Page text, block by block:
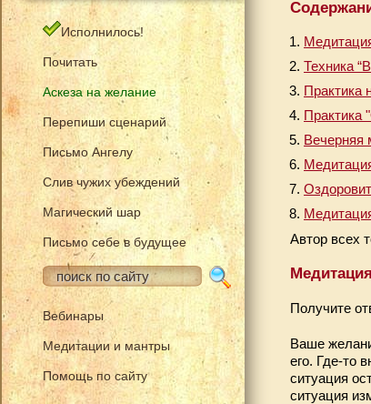
Исполнилось!
Почитать
Аскеза на желание
Перепиши сценарий
Письмо Ангелу
Слив чужих убеждений
Магический шар
Письмо себе в будущее
Вебинары
Медитации и мантры
Помощь по сайту
Техника
Практика
Практика
Вечерняя
Автор всех
Получите
Ваше
его. Где-то
ситуация
ситуация